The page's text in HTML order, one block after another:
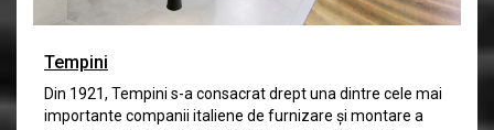
Tempini
Din 1921, Tempini s-a consacrat drept una dintre cele mai
importante companii italiene de furnizare şi montare a